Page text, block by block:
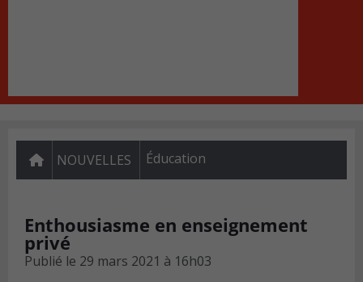
NOUVELLES Éducation
Enthousiasme en enseignement
privé
Publié le 29 mars 2021 à 16h03